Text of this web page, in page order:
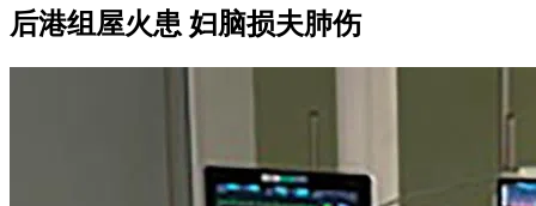
后港组屋火患 妇脑损夫肺伤